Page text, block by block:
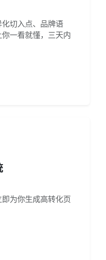
切入点、品牌语
一看就懂，三天内
为你生成高转化页